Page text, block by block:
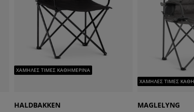
ΧΑΜΗΛΕΣ ΤΙΜΕΣ ΚΑΘΗΜΕΡΙΝΑ
HALDBAKKEN
ΧΑΜΗΛΕΣ ΤΙΜΕΣ
MAGLELYNG